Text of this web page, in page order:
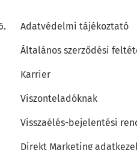
Adatvédelmi tájékoztató
Általános szerződési
Karrier
Viszonteladóknak
Visszaélés-bejelentési
Direkt Marketing